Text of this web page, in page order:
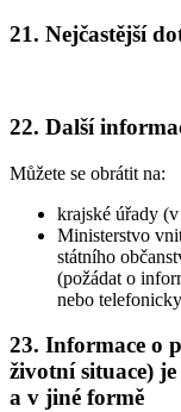
21. Nejčastější
22. Další
Můžete se obrátit na:
krajské úřady
Ministerstvo
státního
(požádat o
nebo
23. Informace o
životní situace)
a v jiné formě